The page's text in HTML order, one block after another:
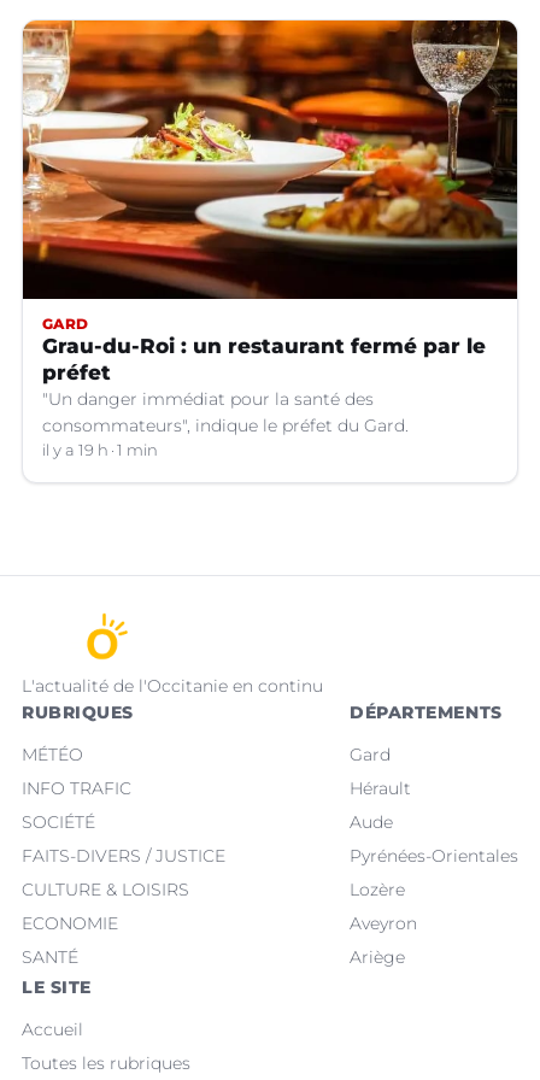
GARD
Grau-du-Roi : un restaurant fermé par le
préfet
"Un danger immédiat pour la santé des
consommateurs", indique le préfet du Gard.
il y a 19 h 1 min
L'actualité de l'Occitanie en continu
RUBRIQUES
MÉTÉO
INFO TRAFIC
SOCIÉTÉ
FAITS-DIVERS / JUSTICE
CULTURE & LOISIRS
ECONOMIE
SANTÉ
DÉPARTEMENTS
Gard
Hérault
Aude
Pyrénées-Orientales
Lozère
Aveyron
Ariège
LE SITE
Accueil
Toutes les rubriques